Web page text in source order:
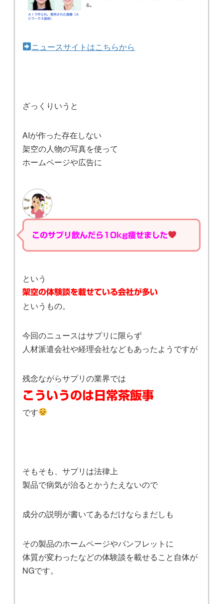
ニュースサイトはこちらから
ざっくりいうと
AIが作った存在しない
架空の人物の写真を使って
ホームページや広告に
このサプリ飲んだら10kg痩せました
という
架空の体験談を載せている会社が多い
というもの。
今回のニュースはサプリに限らず
人材派遣会社や経理会社などもあったようですが
残念ながらサプリの業界では
こういうのは日常茶飯事
です
そもそも、サプリは法律上
製品で病気が治るとかうたえないので
成分の説明が書いてあるだけならまだしも
その製品のホームページやパンフレットに
体質が変わったなどの体験談を載せること自体が
NGです。